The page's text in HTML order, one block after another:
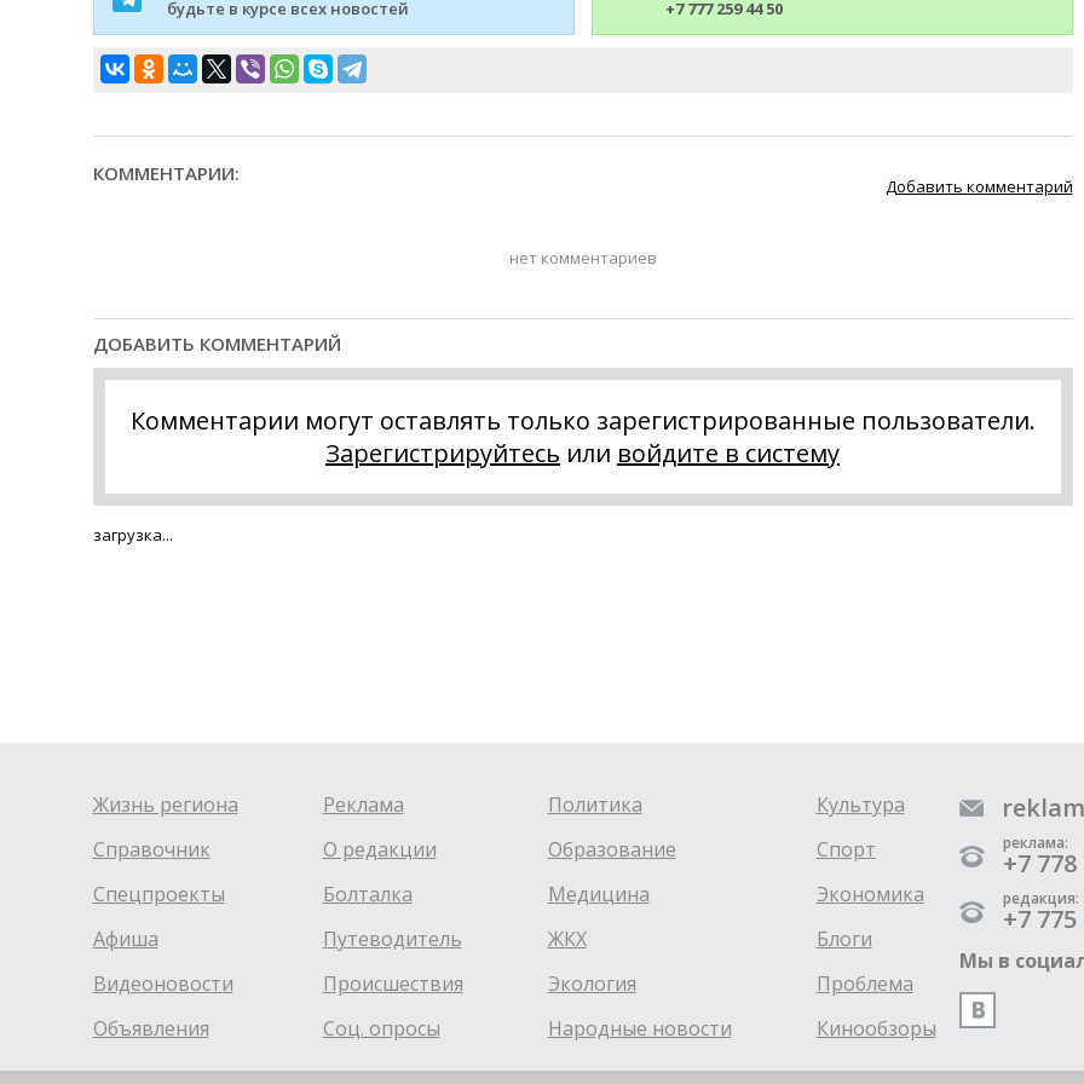
будьте в курсе всех новостей +7 777 259 44 50
КОММЕНТАРИИ:
Добавить комментарий
нет комментариев
ДОБАВИТЬ КОММЕНТАРИЙ
Комментарии могут оставлять только зарегистрированные пользователи.
Зарегистрируйтесь или войдите в систему
загрузка...
Жизнь региона
Справочник
Спецпроекты
Афиша
Видеоновости
Объявления
Реклама
О редакции
Болталка
Путеводитель
Происшествия
Соц. опросы
Политика
Образование
Медицина
ЖКХ
Экология
Народные новости
Культура
Спорт
Экономика
Блоги
Проблема
Кинообзоры
реклама:
+7 778
редакция:
+7 775
Мы в